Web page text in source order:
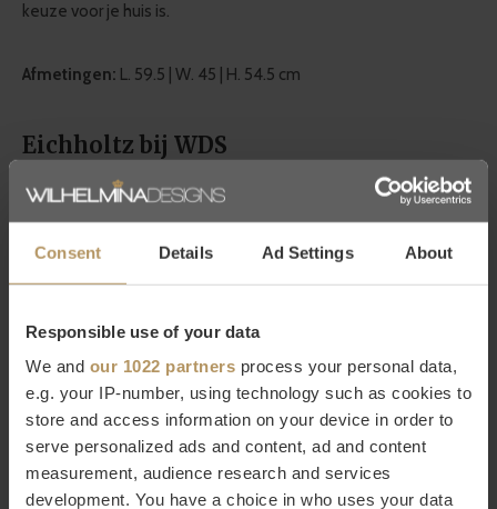
Consent Details Ad Settings About
Responsible use of your data
We and our 1022 partners process your personal data,
e.g. your IP-number, using technology such as cookies to
store and access information on your device in order to
serve personalized ads and content, ad and content
measurement, audience research and services
development. You have a choice in who uses your data
keuze voor je huis is.
Afmetingen: L. 59.5 | W. 45 | H. 54.5 cm
Eichholtz bij WDS
Eichholtz is een Nederlands merk met een
wereldwijde
bekendheidin de woonwereld en bestaat ruim twintig jaar. Zij
staan voor een hoogwaardige kwaliteit, werken met
luxe
detailsen hebben een zeer grote collectie in meubels en
kenmerkende
modern chic
stijl van WDS. Laat je inspireren
door de decoratieve producten van Eichholtz die aan elk
interieur iets moois toevoegen!